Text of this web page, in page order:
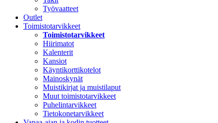
Työvaatteet
Outlet
Toimistotarvikkeet
Toimistotarvikkeet
Hiirimatot
Kalenterit
Kansiot
Käyntikorttikotelot
Mainoskynät
Muistikirjat ja muistilaput
Muut toimistotarvikkeet
Puhelintarvikkeet
Tietokonetarvikkeet